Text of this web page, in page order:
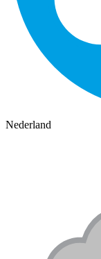
Nederland